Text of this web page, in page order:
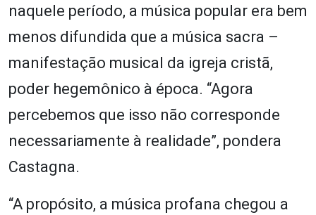
naquele período, a música popular era bem
menos difundida que a música sacra –
manifestação musical da igreja cristã,
poder hegemônico à época. “Agora
percebemos que isso não corresponde
necessariamente à realidade”, pondera
Castagna.
“A propósito, a música profana chegou a